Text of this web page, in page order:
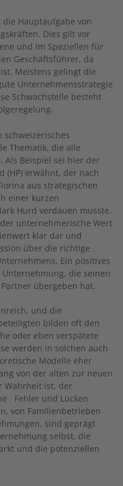
Hauptaufgabe von
Dies gilt vor
und im Speziellen für
Geschäftsführer, da
Meistens gelingt die
Unternehmensstrategie
Schwachstelle besteht
schweizerisches
Thematik, die alle
Beispiel sei hier der
(HP) erwähnt, der nach
aus strategischen
einer kurzen
Hurd verdauen musste.
unternehmerische Wert
klar dar und
über die richtige
Ein positives
die seinen
übergeben hat.
und die
bilden oft den
oder eben verspätete
werden in solchen auch
Modelle eher
von der alten zur neuen
Wahrheit ist, der
Fehler und Lücken
von Familienbetrieben
sind geprägt
selbst, die
und die potenziellen